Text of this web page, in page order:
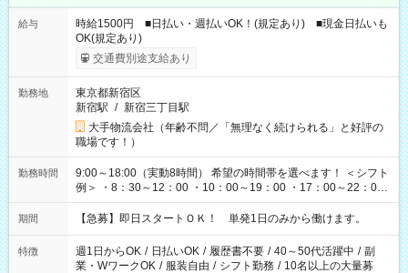
給与
時給1500円 ■日払い・週払いOK！(規定あり) ■現金日払いも
OK(規定あり)
交通費別途支給あり
勤務地
東京都新宿区
新宿駅 / 新宿三丁目駅
大手物流会社（年齢不問／「無理なく続けられる」と好評の
職場です！）
勤務時間
9:00～18:00（実動8時間） 希望の時間帯を選べます！ ＜シフト
例＞ ・8：30～12：00 ・10：00～19：00 ・17：00～22：00
・13：00～22：00 ・22：00～翌6：00 など
期間 【急募】即日スタートＯＫ！ 単発1日のみから働けます。
特徴 週1日からOK / 日払いOK / 履歴書不要 / 40～50代活躍中 / 副
業・WワークOK / 服装自由 / シフト勤務 / 10名以上の大量募